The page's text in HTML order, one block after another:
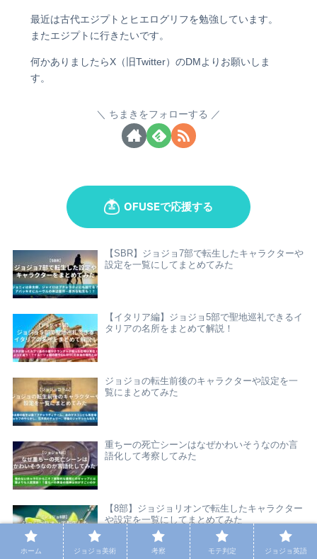
最近は古代エジプトとヒエログリフを勉強しています。
またエジプトに行きたいです。
何かありましたらX（旧Twitter）のDMよりお願いしま
す。
ちまきをフォローする
【SBR】ジョジョ7部で転生したキャラクターや
設定を一覧にしてまとめてみた
【イタリア編】ジョジョ5部で聖地巡礼できるイ
タリアの名所をまとめて解説！
ジョジョの転生前後のキャラクターや設定を一
覧にまとめてみた
重ちーの死亡シーンはなぜかわいそうなのか言
語化して考察してみた
【8部】ジョジョリオンで転生したキャラクター
や設定を一覧にしてまとめてみた
ホーム ジョジョ美術 考察 モテ判定 ジョジョ英語